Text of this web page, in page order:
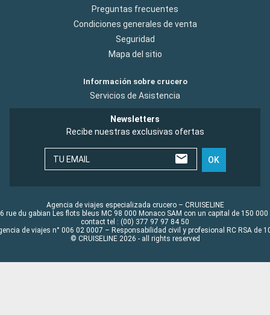
Preguntas frecuentes
Condiciones generales de venta
Seguridad
Mapa del sitio
Información sobre crucero
Servicios de Asistencia
Newsletters
Recibe nuestras exclusivas ofertas
TU EMAIL OK
Agencia de viajes especializada crucero – CRUISELINE
rue du gabian Les flots bleus MC 98 000 Monaco SAM con un capital de 150 000
contact tel : (00) 377 97 97 84 50
de viajes n° 006 02 0007 – Responsabilidad civil y profesional RC RSA de
© CRUISELINE 2026 - all rights reserved